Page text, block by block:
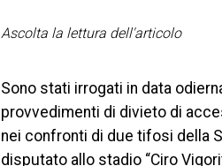
Ascolta la lettura dell'articolo
Sono stati irrogati in data
provvedimenti di divieto di
nei confronti di due tifosi della
disputato allo stadio “Ciro